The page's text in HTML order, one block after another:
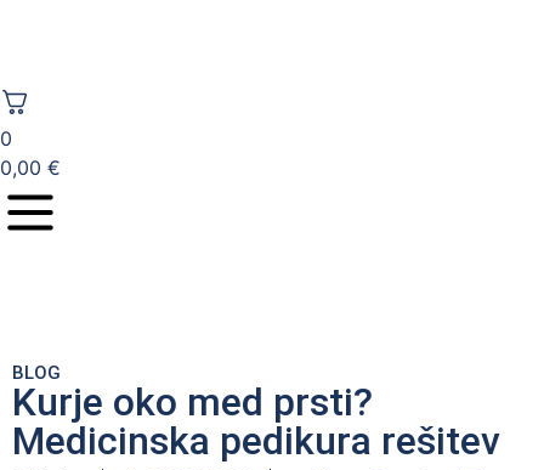
0
0,00 €
BLOG
Kurje oko med prsti?
Medicinska pedikura rešitev